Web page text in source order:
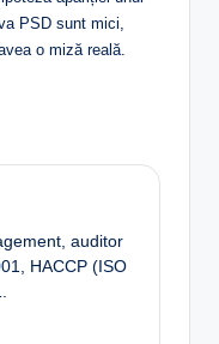
PSD sunt mici,
o miză reală.
auditor
HACCP (ISO